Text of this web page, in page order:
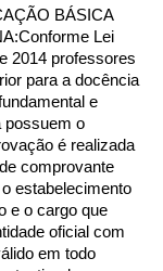
BÁSICA
Lei
2014 professores
para a docência
e
possuem o
é realizada
comprovante
estabelecimento
e o cargo que
oficial com
em todo